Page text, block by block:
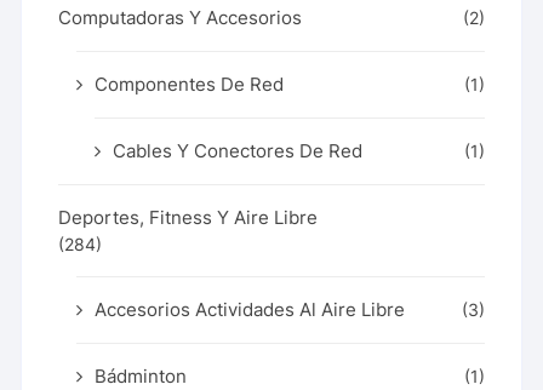
Computadoras Y Accesorios (2)
Componentes De Red (1)
Cables Y Conectores De Red (1)
Deportes, Fitness Y Aire Libre
(284)
Accesorios Actividades Al Aire Libre (3)
Bádminton (1)